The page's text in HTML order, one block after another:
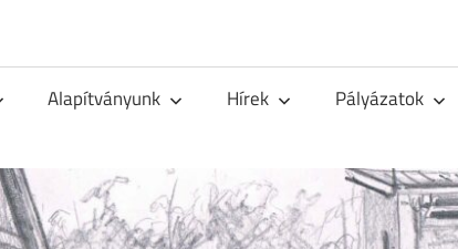
Alapítványunk Hírek Pályázatok